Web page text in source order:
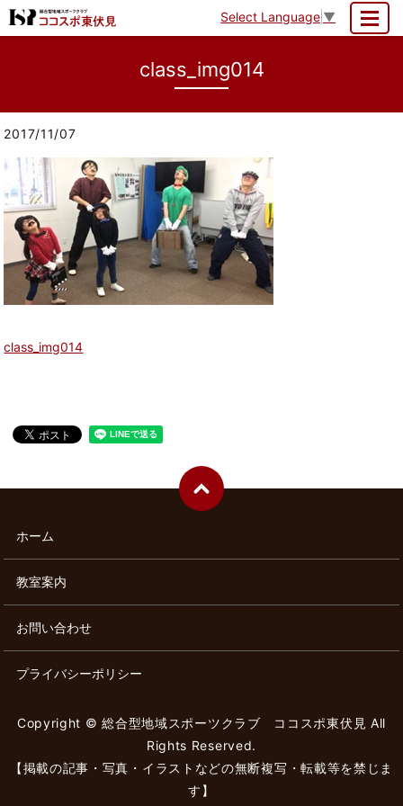
Select Language ▼
class_img014
2017/11/07
class_img014
ホーム
教室案内
お問い合わせ
プライバシーポリシー
Copyright © 総合型地域スポーツクラブ ココスポ東伏見 All
Rights Reserved.
【掲載の記事・写真・イラストなどの無断複写・転載等を禁じま
す】